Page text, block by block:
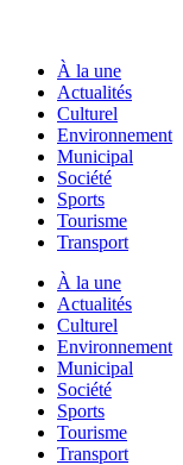
À la une
Actualités
Culturel
Environnement
Municipal
Société
Sports
Tourisme
Transport
À la une
Actualités
Culturel
Environnement
Municipal
Société
Sports
Tourisme
Transport